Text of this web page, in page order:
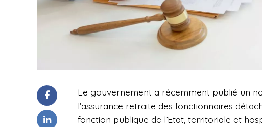
Le gouvernement a récemment publié un
l’assurance retraite des fonctionnaires
fonction publique de l’Etat, territoriale et